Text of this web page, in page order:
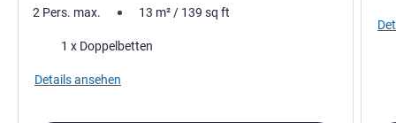
2 Pers. max. 13 m²/ 139 sq ft
Bettwäsche
1 x Doppelbetten
Details ansehen